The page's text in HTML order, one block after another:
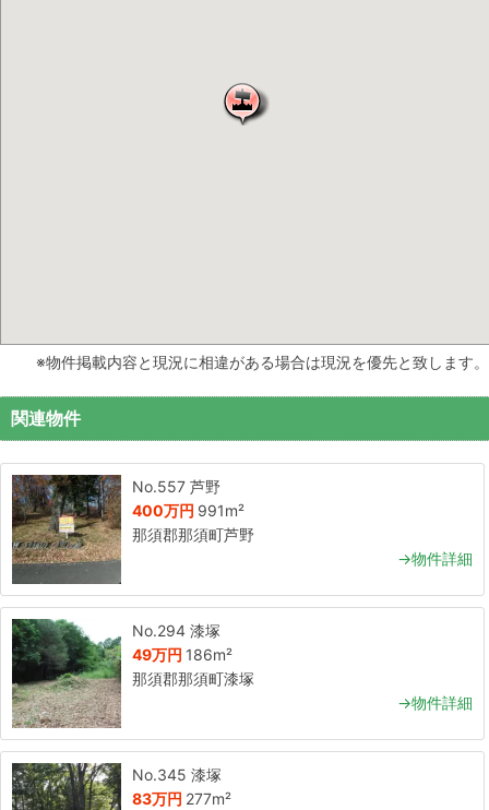
※物件掲載内容と現況に相違がある場合は現況を優先と致します。
関連物件
No.557 芦野
400万円 991m²
那須郡那須町芦野
→物件詳細
No.294 漆塚
49万円 186m²
那須郡那須町漆塚
→物件詳細
No.345 漆塚
83万円 277m²